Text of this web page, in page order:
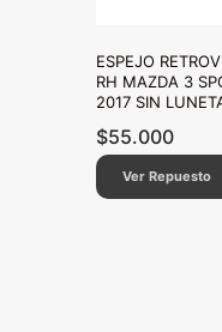
ESPEJO
RH MAZDA 3
2017 SIN
$55.000
Ver Repuesto